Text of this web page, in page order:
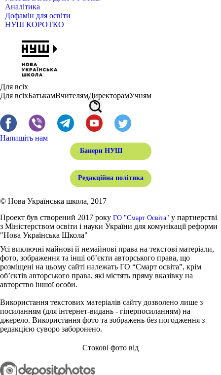
Аналітика
Дофамін для освіти
НУШ КОРОТКО
Для всіх
Для всіхБатькамВчителямДиректорамУчням
Напишіть нам
Банери НУШ
Редакційна політика
© Нова Українська школа, 2017
Проект був створений 2017 року ГО "Смарт Освіта" у партнерстві
з Міністерством освіти і науки України для комунікації реформи
"Нова Українська Школа"
Усі виключні майнові й немайнові права на текстові матеріали,
фото, зображення та інші об’єкти авторського права, що
розміщені на цьому сайті належать ГО “Смарт освіта”, крім
об’єктів авторського права, які містять пряму вказівку на
авторство іншої особи.
Використання текстових матеріалів сайту дозволено лише з
посиланням (для інтернет-видань - гіперпосиланням) на
джерело. Використання фото та зображень без погодження з
редакцією суворо заборонено.
Стокові фото від